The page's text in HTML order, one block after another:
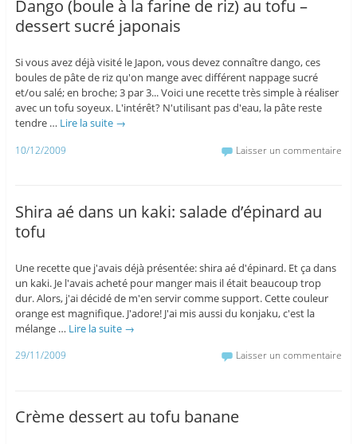
Dango (boule à la farine de riz) au tofu –
dessert sucré japonais
Si vous avez déjà visité le Japon, vous devez connaître dango, ces
boules de pâte de riz qu'on mange avec différent nappage sucré
et/ou salé; en broche; 3 par 3... Voici une recette très simple à réaliser
avec un tofu soyeux. L'intérêt? N'utilisant pas d'eau, la pâte reste
tendre … Lire la suite →
10/12/2009 Laisser un commentaire
Shira aé dans un kaki: salade d’épinard au
tofu
Une recette que j'avais déjà présentée: shira aé d'épinard. Et ça dans
un kaki. Je l'avais acheté pour manger mais il était beaucoup trop
dur. Alors, j'ai décidé de m'en servir comme support. Cette couleur
orange est magnifique. J'adore! J'ai mis aussi du konjaku, c'est la
mélange … Lire la suite →
29/11/2009 Laisser un commentaire
Crème dessert au tofu banane